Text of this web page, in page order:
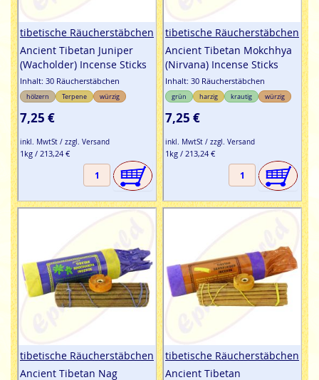
tibetische Räucherstäbchen
Ancient Tibetan Juniper
(Wacholder) Incense Sticks
Inhalt: 30 Räucherstäbchen
hölzern Terpene würzig
7,25 €
inkl. MwtSt / zzgl. Versand
1kg / 213,24 €
tibetische Räucherstäbchen
Ancient Tibetan Mokchhya
(Nirvana) Incense Sticks
Inhalt: 30 Räucherstäbchen
grün harzig krautig würzig
7,25 €
inkl. MwtSt / zzgl. Versand
1kg / 213,24 €
tibetische Räucherstäbchen
Ancient Tibetan Nag
tibetische Räucherstäbchen
Ancient Tibetan